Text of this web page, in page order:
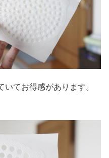
てお得感があります。